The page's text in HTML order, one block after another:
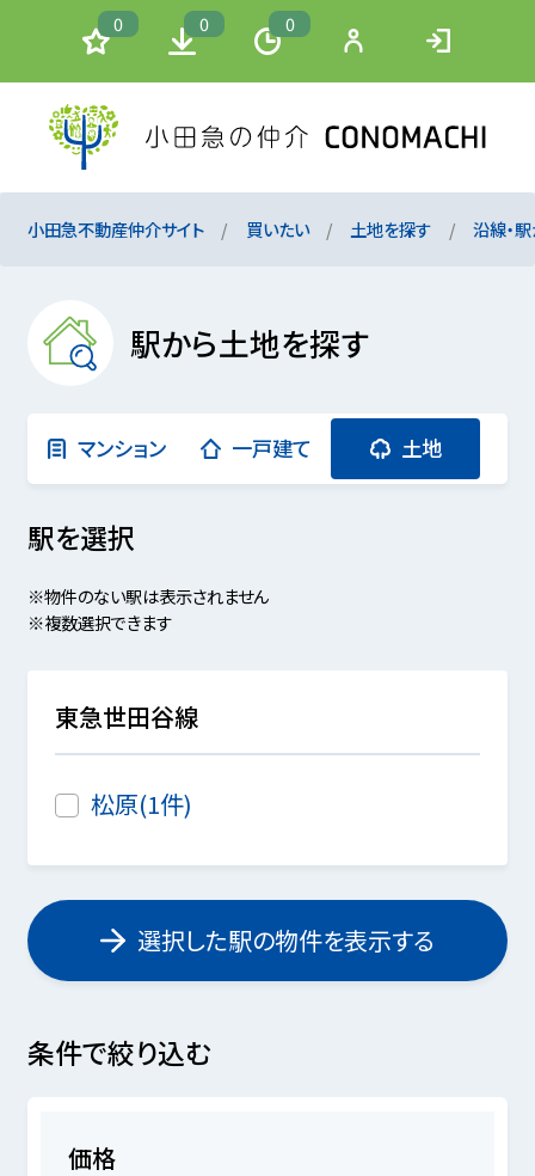
0 0 0
小田急不動産仲介サイト 買いたい 土地を探す 沿線・
駅から土地を探す
マンション 一戸建て 土地
駅を選択
※物件のない駅は表示されません
※複数選択できます
東急世田谷線
松原(1件)
選択した駅の物件を表示する
条件で絞り込む
価格